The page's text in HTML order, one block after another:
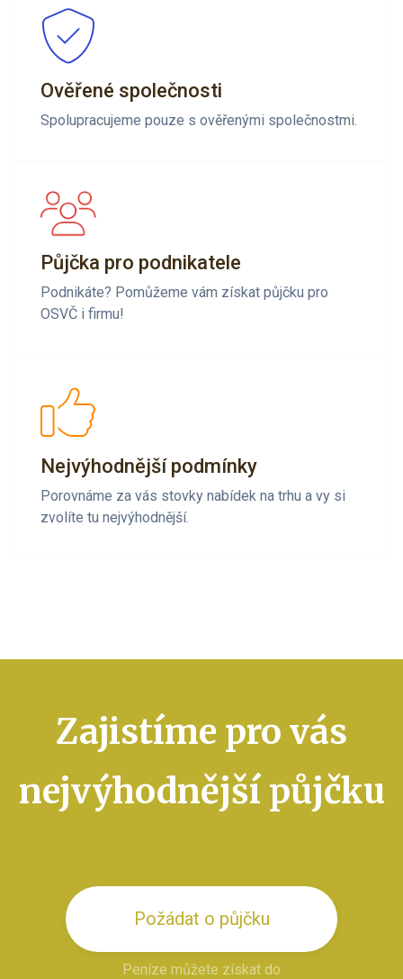
Ověřené společnosti
Spolupracujeme pouze s ověřenými společnostmi.
Půjčka pro podnikatele
Podnikáte? Pomůžeme vám získat půjčku pro
OSVČ i firmu!
Nejvýhodnější podmínky
Porovnáme za vás stovky nabídek na trhu a vy si
zvolíte tu nejvýhodnější.
Zajistíme pro vás
nejvýhodnější půjčku
Požádat o půjčku
Peníze můžete získat do